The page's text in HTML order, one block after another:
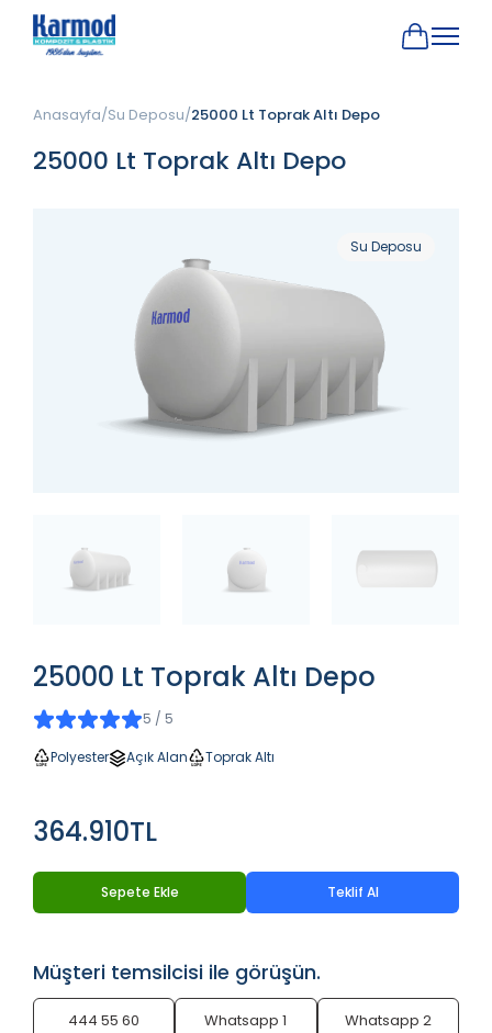
Anasayfa Su Deposu 25000 Lt Toprak Altı Depo
25000 Lt Toprak Altı Depo
Su Deposu
25000 Lt Toprak Altı Depo
5 / 5
Polyester Açık Alan Toprak Altı
364.910TL
Sepete Ekle Teklif Al
Müşteri temsilcisi ile görüşün.
444 55 60 Whatsapp 1 Whatsapp 2